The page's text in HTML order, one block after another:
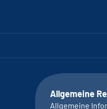
Allgemeine
Allgemeine